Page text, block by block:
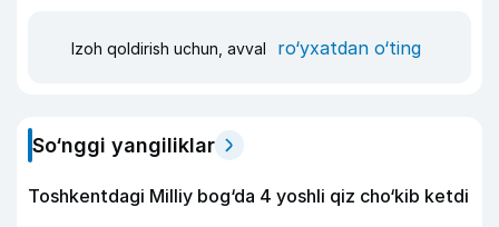
Izoh qoldirish uchun, avval ro‘yxatdan o‘ting
So‘nggi yangiliklar
Toshkentdagi Milliy bog‘da 4 yoshli qiz cho‘kib ketdi